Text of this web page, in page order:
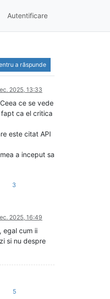
Autentificare
a răspunde
2025, 13:33
ce se vede
ca el critica
este citat API
a inceput sa
3
2025, 16:49
egal cum ii
si nu despre
5